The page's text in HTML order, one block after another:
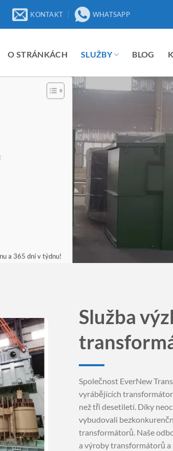
KONTAKT WHATSAPP
O STRÁNKÁCH SLUŽBY BLOG
a 365 dní v týdnu!
Služba
Společnost EverNew
vyrábějících
než tři desetiletí. Díky
vybudovali
transformátorů. Naše
a výroby transformátorů a